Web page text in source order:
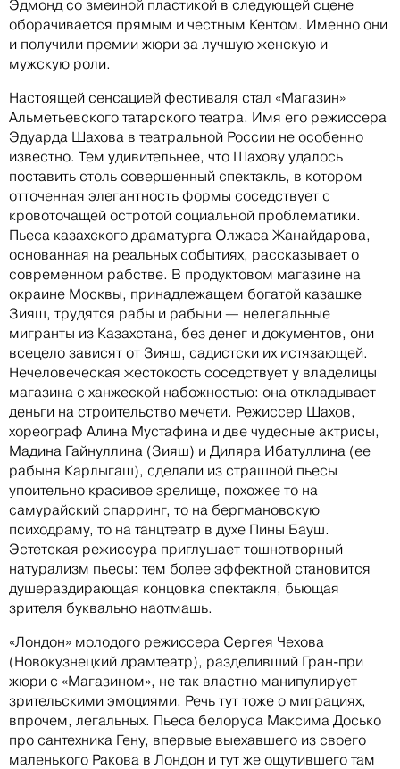
Эдмонд со змеиной пластикой в следующей сцене
оборачивается прямым и честным Кентом. Именно они
и получили премии жюри за лучшую женскую и
мужскую роли.
Настоящей сенсацией фестиваля стал «Магазин»
Альметьевского татарского театра. Имя его режиссера
Эдуарда Шахова в театральной России не особенно
известно. Тем удивительнее, что Шахову удалось
поставить столь совершенный спектакль, в котором
отточенная элегантность формы соседствует с
кровоточащей остротой социальной проблематики.
Пьеса казахского драматурга Олжаса Жанайдарова,
основанная на реальных событиях, рассказывает о
современном рабстве. В продуктовом магазине на
окраине Москвы, принадлежащем богатой казашке
Зияш, трудятся рабы и рабыни — нелегальные
мигранты из Казахстана, без денег и документов, они
всецело зависят от Зияш, садистски их истязающей.
Нечеловеческая жестокость соседствует у владелицы
магазина с ханжеской набожностью: она откладывает
деньги на строительство мечети. Режиссер Шахов,
хореограф Алина Мустафина и две чудесные актрисы,
Мадина Гайнуллина (Зияш) и Диляра Ибатуллина (ее
рабыня Карлыгаш), сделали из страшной пьесы
упоительно красивое зрелище, похожее то на
самурайский спарринг, то на бергмановскую
психодраму, то на танцтеатр в духе Пины Бауш.
Эстетская режиссура приглушает тошнотворный
натурализм пьесы: тем более эффектной становится
душераздирающая концовка спектакля, бьющая
зрителя буквально наотмашь.
«Лондон» молодого режиссера Сергея Чехова
(Новокузнецкий драмтеатр), разделивший Гран-при
жюри с «Магазином», не так властно манипулирует
зрительскими эмоциями. Речь тут тоже о миграциях,
впрочем, легальных. Пьеса белоруса Максима Досько
про сантехника Гену, впервые выехавшего из своего
маленького Ракова в Лондон и тут же ощутившего там